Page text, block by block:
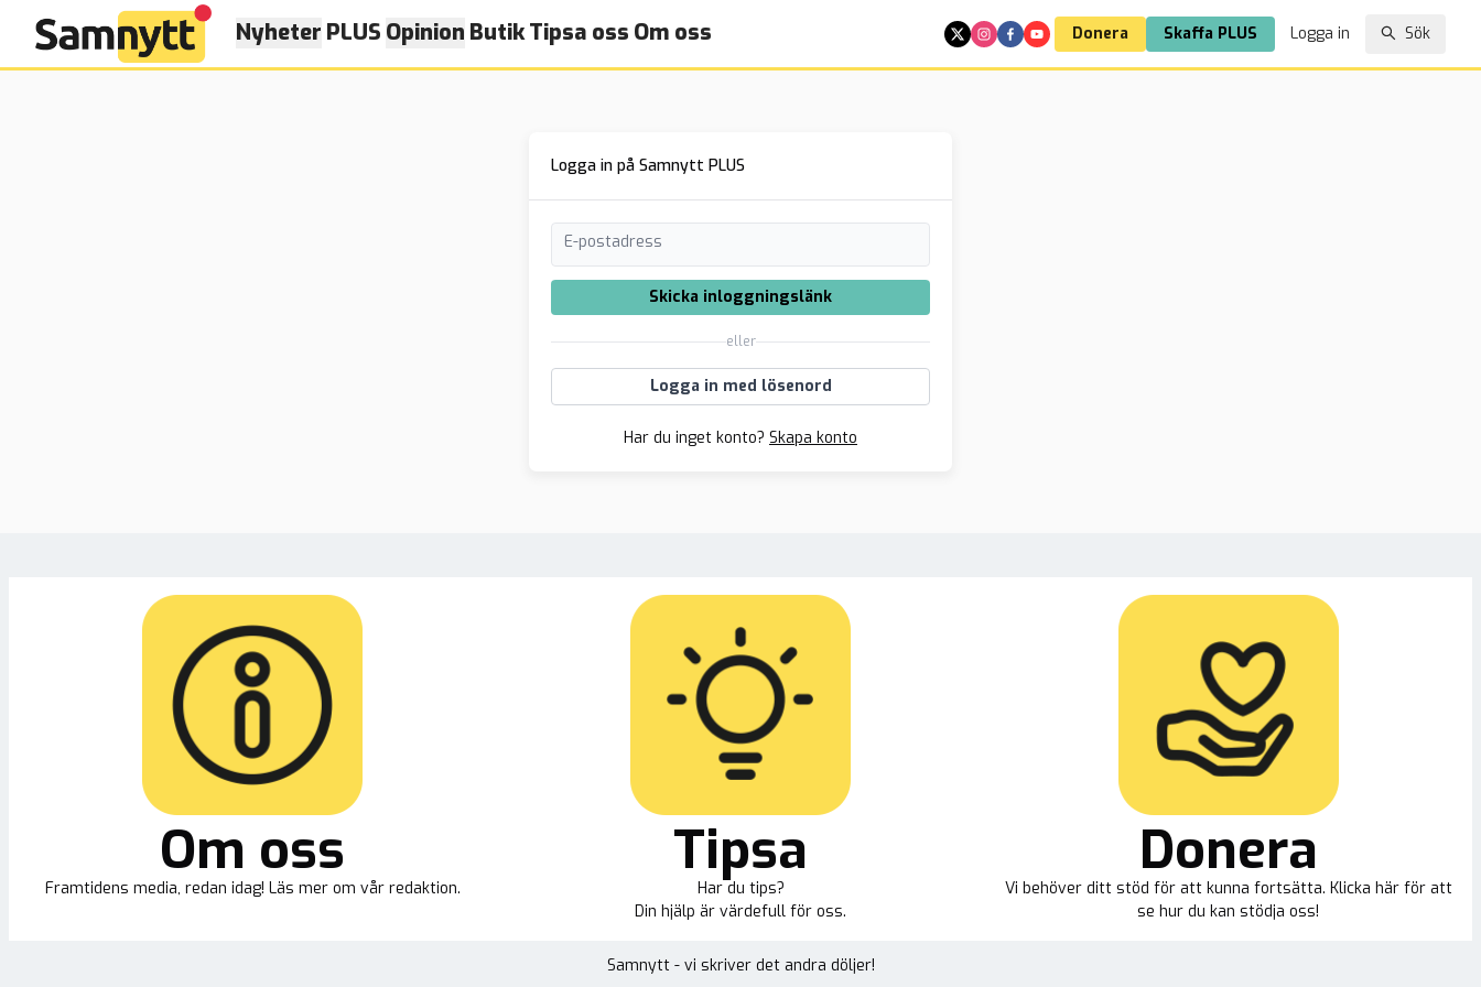
Nyheter PLUS Opinion ButikTipsa oss Om oss Donera Skaffa PLUS Logga in Sök
Logga in på Samnytt PLUS
E-postadress
Skicka inloggningslänk
eller
Logga in med lösenord
Har du inget konto? Skapa konto
Om oss
Framtidens media, redan idag! Läs mer om vår redaktion.
Tipsa
Har du tips?
Din hjälp är värdefull för oss.
Donera
Vi behöver ditt stöd för att kunna fortsätta. Klicka här för att
se hur du kan stödja oss!
Samnytt - vi skriver det andra döljer!